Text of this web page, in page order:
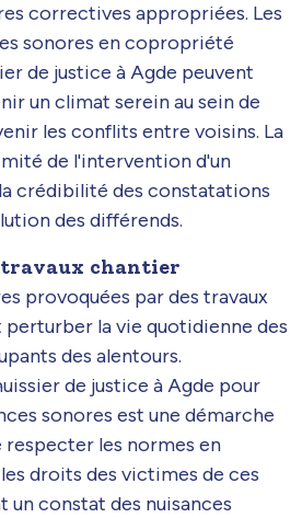
correctives appropriées. Les
sonores en copropriété
de justice à Agde peuvent
un climat serein au sein de
les conflits entre voisins. La
de l'intervention d'un
crédibilité des constatations
des différends.
travaux chantier
provoquées par des travaux
la vie quotidienne des
des alentours.
de justice à Agde pour
sonores est une démarche
les normes en
droits des victimes de ces
un constat des nuisances